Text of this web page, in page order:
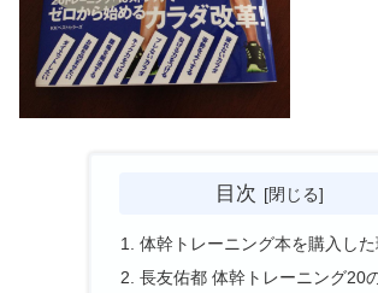
目次
体幹トレーニング本を購入し
長友佑都 体幹トレーニング20